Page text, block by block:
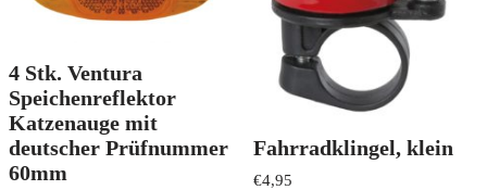
4 Stk. Ventura
Speichenreflektor
Katzenauge mit
deutscher Prüfnummer
60mm
Fahrradklingel, klein
€4,95